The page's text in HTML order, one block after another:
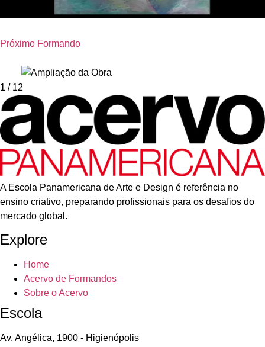
Próximo Formando
1 / 12
A Escola Panamericana de Arte e Design é referência no
ensino criativo, preparando profissionais para os desafios do
mercado global.
Explore
Home
Acervo de Formandos
Sobre o Acervo
Escola
Av. Angélica, 1900 - Higienópolis